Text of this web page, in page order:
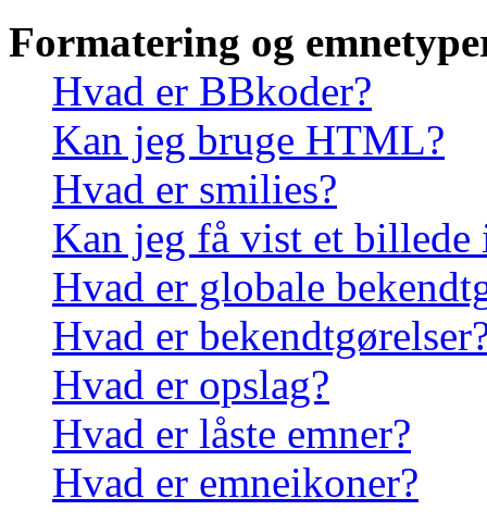
Formatering og
Hvad er BBkoder?
Kan jeg bruge HTML?
Hvad er smilies?
Kan jeg få vist et
Hvad er globale
Hvad er
Hvad er opslag?
Hvad er låste emner?
Hvad er emneikoner?